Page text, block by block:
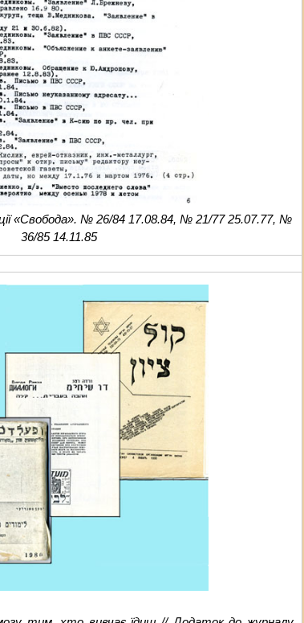
«Свобода». № 26/84 17.08.84, № 21/77 25.07.77, №
36/85 14.11.85